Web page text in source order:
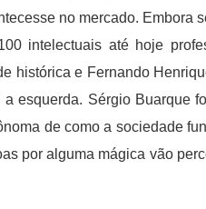
no mercado.
intelectuais até hoje
histórica e Fernando
esquerda. Sérgio Buarque
de como a sociedade
por alguma mágica vão